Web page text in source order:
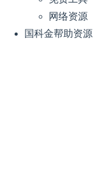
网络资源
国科金帮助资源